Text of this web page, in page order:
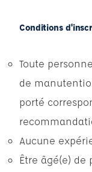
Conditions
Toute
de
porté
Aucune
Être âgé(e) de